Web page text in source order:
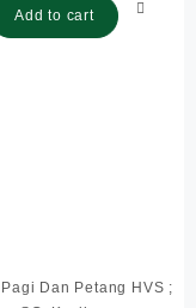
Add to cart